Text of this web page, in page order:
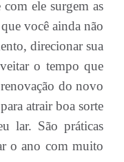
ele surgem as
você ainda não
direcionar sua
o tempo que
do novo
atrair boa sorte
lar. São práticas
o ano com muito